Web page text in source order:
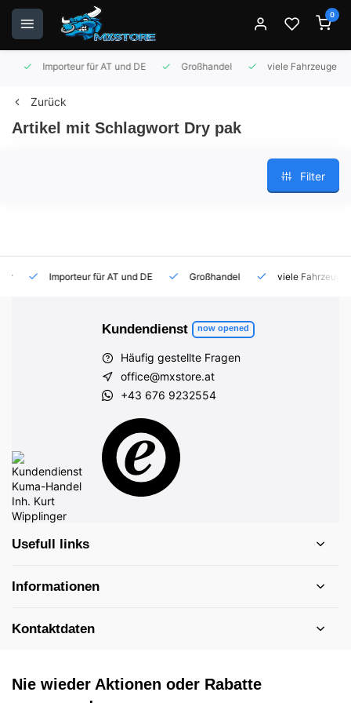
0
Importeur für AT und DE Großhandel viele Fahrzeuge auf
Zurück
Artikel mit Schlagwort Dry pak
Filter
Importeur für AT und DE Großhandel viele Fahrzeuge auf
Kundendienst now opened
Häufig gestellte Fragen
office@mxstore.at
+43 676 9232554
Usefull links
Informationen
Kontaktdaten
Nie wieder Aktionen oder Rabatte